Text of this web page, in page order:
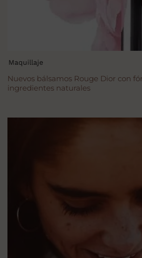
Nuevos bálsamos Rouge Dior con
ingredientes naturales
Maquillaje